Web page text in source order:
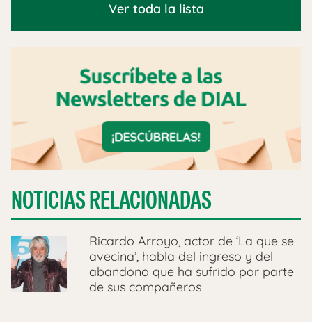
Ver toda la lista
NOTICIAS RELACIONADAS
Ricardo Arroyo, actor de ‘La que se
avecina’, habla del ingreso y del
abandono que ha sufrido por parte
de sus compañeros